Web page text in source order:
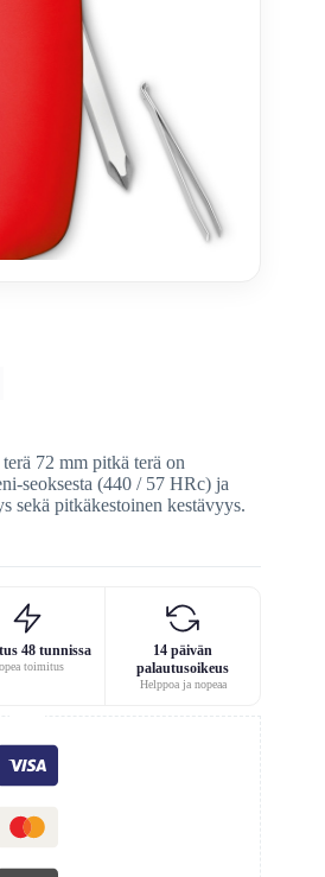
72 mm pitkä terä on
seoksesta (440 / 57 HRc) ja
sekä pitkäkestoinen kestävyys.
48 tunnissa
toimitus
14 päivän
palautusoikeus
Helppoa ja nopeaa